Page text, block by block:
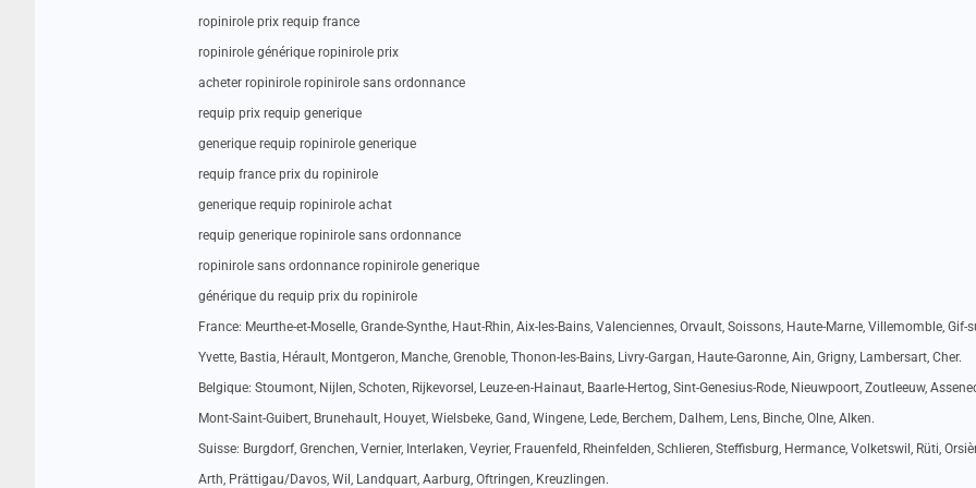
ropinirole prix requip france
ropinirole générique ropinirole prix
acheter ropinirole ropinirole sans ordonnance
requip prix requip generique
generique requip ropinirole generique
requip france prix du ropinirole
generique requip ropinirole achat
requip generique ropinirole sans ordonnance
ropinirole sans ordonnance ropinirole generique
générique du requip prix du ropinirole
France: Meurthe-et-Moselle, Grande-Synthe, Haut-Rhin, Aix-les-Bains, Valenciennes, Orvault, Soissons, Haute-Marne, Villemomble, Gif-
Yvette, Bastia, Hérault, Montgeron, Manche, Grenoble, Thonon-les-Bains, Livry-Gargan, Haute-Garonne, Ain, Grigny, Lambersart, Cher.
Belgique: Stoumont, Nijlen, Schoten, Rijkevorsel, Leuze-en-Hainaut, Baarle-Hertog, Sint-Genesius-Rode, Nieuwpoort, Zoutleeuw,
Mont-Saint-Guibert, Brunehault, Houyet, Wielsbeke, Gand, Wingene, Lede, Berchem, Dalhem, Lens, Binche, Olne, Alken.
Suisse: Burgdorf, Grenchen, Vernier, Interlaken, Veyrier, Frauenfeld, Rheinfelden, Schlieren, Steffisburg, Hermance, Volketswil, Rüti,
Arth, Prättigau/Davos, Wil, Landquart, Aarburg, Oftringen, Kreuzlingen.